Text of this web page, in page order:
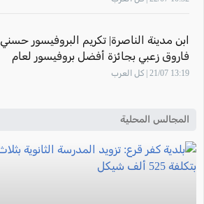
ابن مدينة الناصرة| تكريم البروفيسور حسني
فاروق زعبي بجائزة أفضل بروفيسور لعام
13:19 21/07 | كل العرب
المجالس المحلية